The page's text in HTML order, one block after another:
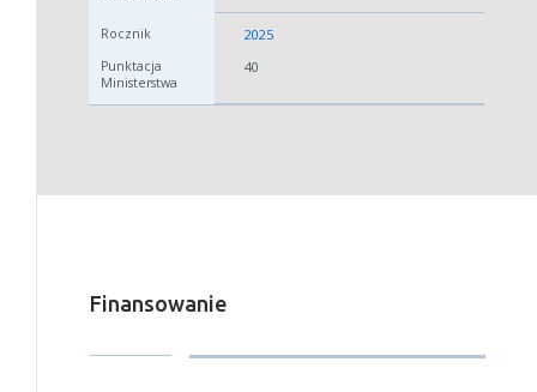
2025
40
Finansowanie